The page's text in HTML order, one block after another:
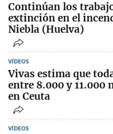
Continúan los
extinción en el
Niebla (Huelva)
VÍDEOS
Vivas estima que
entre 8.000 y 11.000
en Ceuta
VÍDEOS